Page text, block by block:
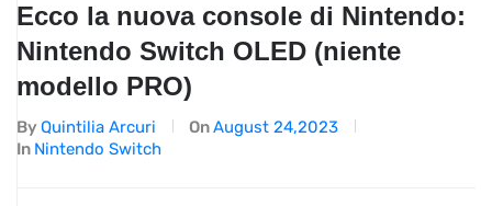
Ecco la nuova console di Nintendo:
Nintendo Switch OLED (niente
modello PRO)
By Quintilia Arcuri OnAugust 24,2023
In Nintendo Switch